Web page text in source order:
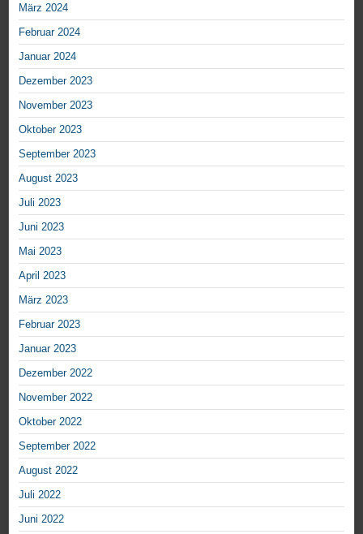
März 2024
Februar 2024
Januar 2024
Dezember 2023
November 2023
Oktober 2023
September 2023
August 2023
Juli 2023
Juni 2023
Mai 2023
April 2023
März 2023
Februar 2023
Januar 2023
Dezember 2022
November 2022
Oktober 2022
September 2022
August 2022
Juli 2022
Juni 2022